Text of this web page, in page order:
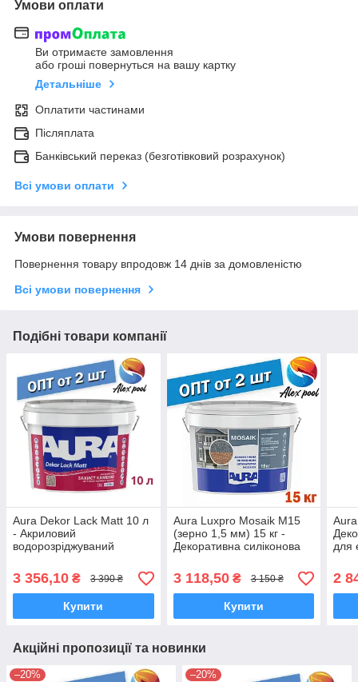
Умови оплати
Ви отримаєте замовлення
або гроші повернуться на вашу картку
Детальніше
Оплатити частинами
Післяплата
Банківський переказ (безготівковий розрахунок)
Всі умови оплати
Умови повернення
Повернення товару впродовж 14 днів за домовленістю
Всі умови повернення
Подібні товари компанії
Aura Dekor Lack Matt 10 л
- Акриловий
водорозріджуваний
фасадний лак для
каменю.
3 356,10 ₴ 3 390 ₴
Купити
Aura Luxpro Mosaik M15
(зерно 1,5 мм) 15 кг -
Декоративна силіконова
3 118,50₴ 3 150 ₴
Купити
для
2
Акційні пропозиції та новинки
–20% –20%